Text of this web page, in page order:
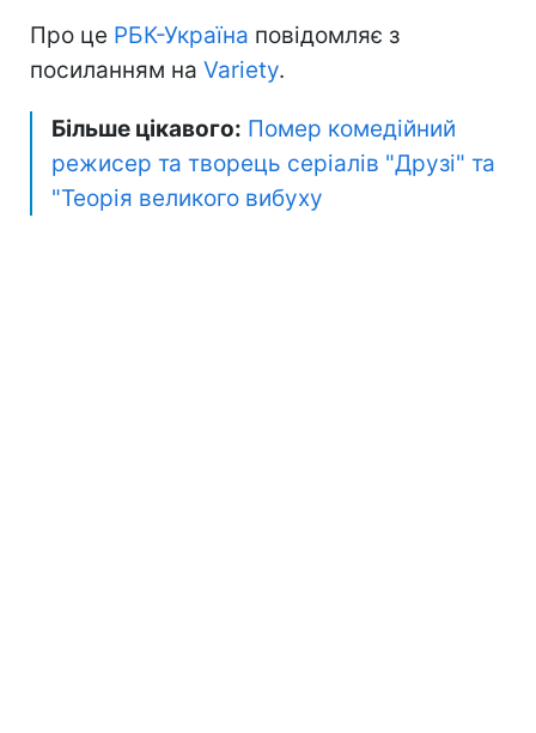
Про це РБК-Україна повідомляє з
посиланням на Variety.
Більше цікавого: Помер комедійний
режисер та творець серіалів "Друзі" та
"Теорія великого вибуху